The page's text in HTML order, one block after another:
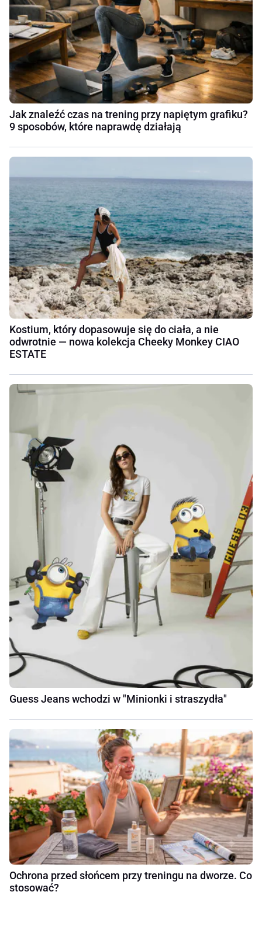
Jak znaleźć czas na trening przy napiętym grafiku?
9 sposobów, które naprawdę działają
Kostium, który dopasowuje się do ciała, a nie
odwrotnie — nowa kolekcja Cheeky Monkey CIAO
ESTATE
Guess Jeans wchodzi w "Minionki i straszydła"
Ochrona przed słońcem przy treningu na dworze. Co
stosować?